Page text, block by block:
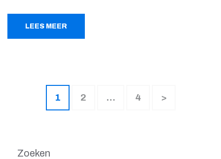
LEES MEER
Berichten
paginering
Pagina
1 Pagina
2 … Pagina
4 >
Zoeken